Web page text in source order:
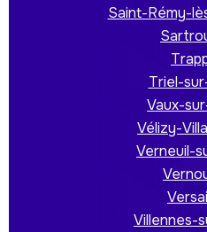
Saint-Rémy-
Triel-
Vaux-
Vélizy-
Verneuil-
Villennes-